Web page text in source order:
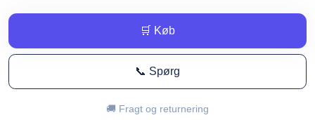
🛒 Køb
📞 Spørg
🚚 Fragt og returnering